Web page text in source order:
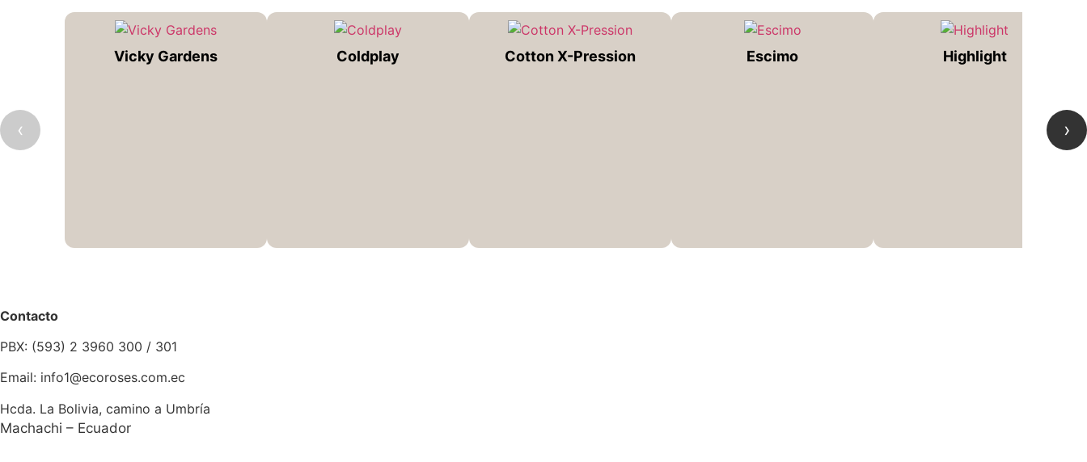
‹
Vicky Gardens Coldplay Cotton X-Pression Escimo Highlight
›
Contacto
PBX: (593) 2 3960 300 / 301
Email: info1@ecoroses.com.ec
Hcda. La Bolivia, camino a Umbría
Machachi – Ecuador